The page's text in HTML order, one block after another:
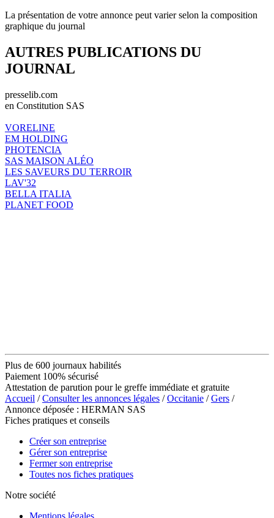
La présentation de votre annonce peut varier selon la composition
graphique du journal
AUTRES PUBLICATIONS DU
JOURNAL
presselib.com
en Constitution SAS
VORELINE
EM HOLDING
PHOTENCIA
SAS MAISON ALÉO
LES SAVEURS DU TERROIR
LAV'32
BELLA ITALIA
PLANET FOOD
Plus de 600 journaux habilités
Paiement 100% sécurisé
Attestation de parution pour le greffe immédiate et gratuite
Accueil /Consulter les annonces légales /Occitanie /Gers /
Annonce déposée : HERMAN SAS
Fiches pratiques et conseils
Créer son entreprise
Gérer son entreprise
Fermer son entreprise
Toutes nos fiches pratiques
Notre société
Mentions légales